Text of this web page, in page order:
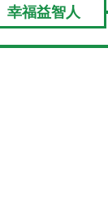
幸福益智人